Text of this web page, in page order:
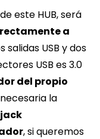
este HUB, será
a
salidas USB y dos
USB es 3.0
del propio
la
, si queremos